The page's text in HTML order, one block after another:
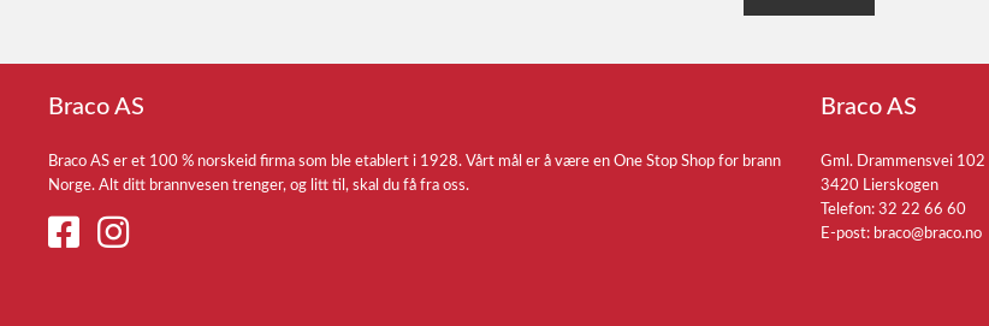
Braco AS
Braco AS er et 100 % norskeid firma som ble etablert i 1928. Vårt mål er å være en One Stop Shop for brann
Norge. Alt ditt brannvesen trenger, og litt til, skal du få fra oss.
Braco AS
Gml. Drammensvei 102
3420 Lierskogen
Telefon: 32 22 66 60
E-post: braco@braco.no